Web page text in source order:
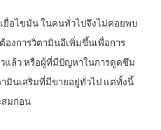
อไขมัน ในคนทั่วไปจึงไม่ค่อยพบ
งการวิตามินอีเพิ่มขึ้นเพื่อการ
แล้ว หรือผู้ที่มีปัญหาในการดูดซึม
ามินเสริมที่มีขายอยู่ทั่วไป แต่ทั้งนี้
สมก่อน